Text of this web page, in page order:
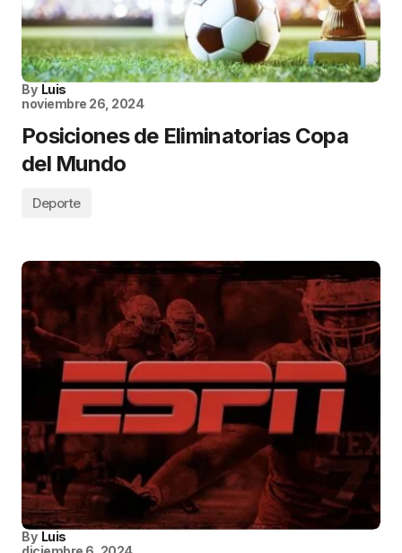
By Luis
noviembre 26, 2024
Posiciones de Eliminatorias Copa
del Mundo
Deporte
By Luis